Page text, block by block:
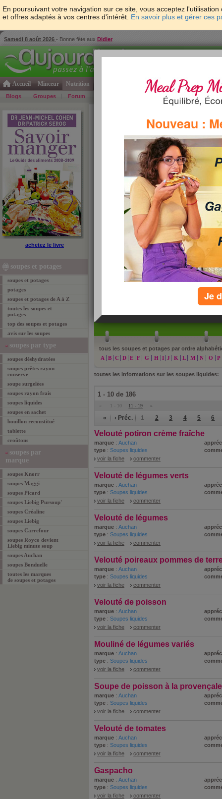
En poursuivant votre navigation sur ce site, vous acceptez
et offres adaptés à vos centres d'intérêt. En savoir plus et gérer ces
Samedi 8 août 2026 - Bonne fête aux Didier
Accueil Minceur Nutrition Psycho & tests Forme & santé
Blogs Groupes Forum Bons Plans
achetez le livre
soupes et potages
soupes et potages
potages
soupes et potages de A à Z
toutes les soupes et
potages
top des soupes et potages
avis sur les soupes
soupes par type
soupes déshydratées
soupes prêtes rayon
conserve
soupe surgelées
soupes rayon frais
soupes liquides
soupes en sachet
bouillon reconstitué
tablette
croûtons
soupes par
marque
soupes Knorr
soupes Maggi
soupes Picard
soupes Liebig Pursoup'
soupes Créaline
soupes Liebig
soupes Carrefour
soupes Royco devient
Liebig minute soup
soupes Auchan
soupes Bonduelle
toutes les marques
de soupes et potages
soupes liquides
Patrick Sérog et Jean-Michel Cohen ont enquêté
cette analyse sont disponible dans Savoir Manger,
voir l'étude d'une des soupes.
tous les soupes et potages par ordre
A
B C D E F G H I J K L M N O P
toutes les informations sur les soupes liquides:
1 - 10 de 186
« 1 - 10 11 - 19 »
« ‹ Préc. 1 2 3 4 5 6
Velouté potiron crème fraîche
marque : Auchan
type : Soupes liquides
voir la fiche
commenter
Velouté de légumes verts
marque : Auchan
type : Soupes liquides
voir la fiche
commenter
Velouté de légumes
marque : Auchan
type : Soupes liquides
voir la fiche
commenter
Velouté poireaux pommes de
marque : Auchan
type : Soupes liquides
voir la fiche
commenter
Velouté de poisson
marque : Auchan
type : Soupes liquides
voir la fiche
commenter
Mouliné de légumes variés
marque : Auchan
type : Soupes liquides
voir la fiche
commenter
Soupe de poisson à la provençale
marque : Auchan
type : Soupes liquides
voir la fiche
commenter
Velouté de tomates
marque : Auchan
type : Soupes liquides
voir la fiche
commenter
Gaspacho
marque : Auchan
type : Soupes liquides
voir la fiche
commenter
Nouveau :
Je